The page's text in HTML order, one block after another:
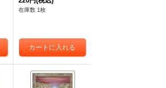
在庫数 1枚